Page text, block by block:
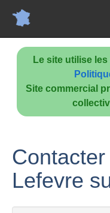
Le site utilise
Site commercial
Lefevre